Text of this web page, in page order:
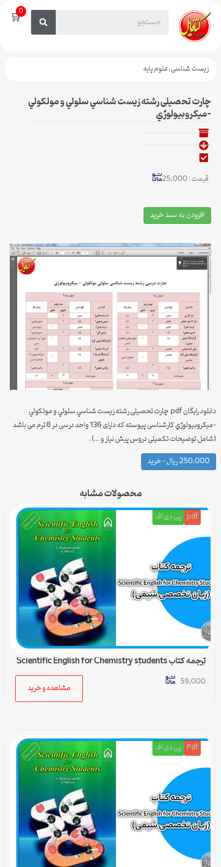
🛒0
زیست شناسی,علوم پایه
چارت تحصیلی رشته زيست شناسي سلولي و مولكولي
-ميكروبيولوژي
قیمت : 25,000
افزودن به سبد خرید
دانلود رایگان pdf چارت تحصیلی رشته زيست شناسي سلولي و مولكولي
-ميكروبيولوژي کارشناسی پیوسته که دارای 136 واحد درسی در 8 ترم می باشد
(شامل توضیحات تکمیلی دروس پیش نیاز و …) .
250,000 ریال – خرید
محصولات مشابه
pdf پی دی اف
ترجمه کتاب Scientific English for Chemistry students
(زبان تخصصی شیمی) – 5
59,000
مشاهده و خرید
Pdf پی دی اف